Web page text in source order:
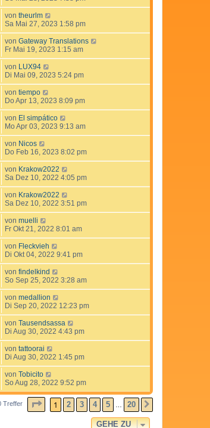
von theurlm
Sa Mai 27, 2023 1:58 pm
von Gateway Translations
Fr Mai 19, 2023 1:15 am
von LUX94
Di Mai 09, 2023 5:24 pm
von tiempo
Do Apr 13, 2023 8:09 pm
von El simpático
Mo Apr 03, 2023 9:13 am
von Nicos
Do Feb 16, 2023 8:02 pm
von Krakow2022
Sa Dez 10, 2022 4:05 pm
von Krakow2022
Sa Dez 10, 2022 3:51 pm
von muelli
Fr Okt 21, 2022 8:01 am
von Fleckvieh
Di Okt 04, 2022 9:41 pm
von findelkind
So Sep 25, 2022 3:28 am
von medallion
Di Sep 20, 2022 12:23 pm
von Tausendsassa
Di Aug 30, 2022 4:43 pm
von tattoorai
Di Aug 30, 2022 1:45 pm
von Tobicito
So Aug 28, 2022 9:52 pm
Treffer SEITE1 VON20
1 2 3 4 5 20
GEHE ZU